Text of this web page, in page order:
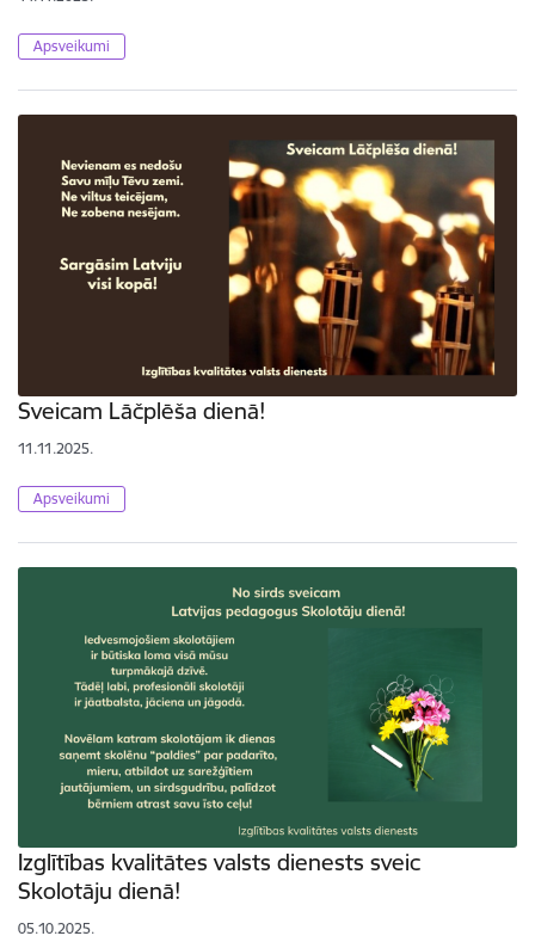
Apsveikumi
Sveicam Lāčplēša dienā!
11.11.2025.
Apsveikumi
Izglītības kvalitātes valsts dienests sveic
Skolotāju dienā!
05.10.2025.